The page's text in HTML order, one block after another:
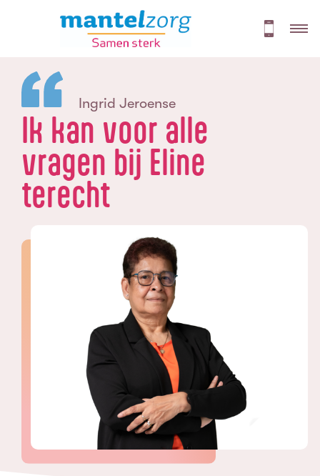
Ingrid Jeroense
Ik kan voor alle
vragen bij Eline
terecht